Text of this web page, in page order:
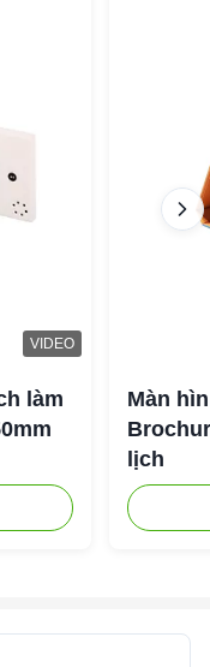
VIDEO
làm
Màn
lịch